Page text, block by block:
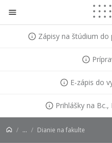
Prejsť na obsah
Zápisy na štúdium do
E-zápis do
Prihlášky na
... Dianie na fakulte